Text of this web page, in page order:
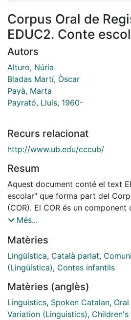
Corpus Oral de
EDUC2. Conte
Autors
Alturo, Núria
Bladas Martí, Òscar
Payà, Marta
Payrató, Lluís, 1960-
Recurs relacionat
http://www.ub.edu/cccub/
Resum
Aquest document conté el text
escolar" que forma part del
(COR). El COR és un
Contemporani de la Universitat
contemporània que ha estat
recerca Grup d¿Estudi de la
finalitat de contribuir a l'estudi
materials del CCCUB són
Dipòsit Digital de la UB (http://
través del web del CCCUB
Més...
Matèries
Lingüística, Català parlat,
(Lingüística), Contes infantils
Matèries (anglès)
Linguistics, Spoken Catalan,
Variation (Linguistics),